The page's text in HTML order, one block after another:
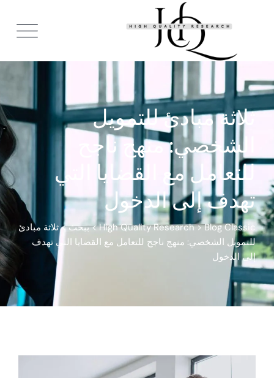
ثلاثة مبادئ للتمويل
الشخصي: منهج ناجح
للتعامل مع القضايا التي
تهدف إلى الدخول
High Quality Research>Blog Classic
>ببحث>ثلاثة مبادئ
للتمويل الشخصي: منهج ناجح للتعامل مع القضايا التي تهدف
إلى الدخول